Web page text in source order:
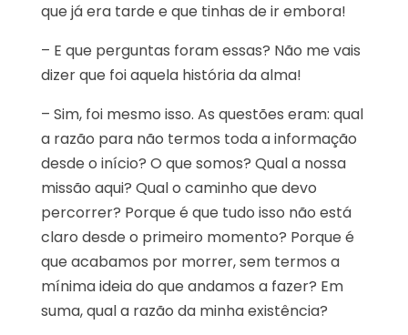
que já era tarde e que tinhas de ir embora!
– E que perguntas foram essas? Não me vais
dizer que foi aquela história da alma!
– Sim, foi mesmo isso. As questões eram: qual
a razão para não termos toda a informação
desde o início? O que somos? Qual a nossa
missão aqui? Qual o caminho que devo
percorrer? Porque é que tudo isso não está
claro desde o primeiro momento? Porque é
que acabamos por morrer, sem termos a
mínima ideia do que andamos a fazer? Em
suma, qual a razão da minha existência?